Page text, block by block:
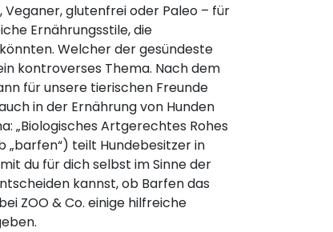
glutenfrei oder Paleo – für
Ernährungsstile, die
Welcher der gesündeste
kontroverses Thema. Nach dem
für unsere tierischen Freunde
in der Ernährung von Hunden
„Biologisches Artgerechtes Rohes
„barfen“) teilt Hundebesitzer in
du für dich selbst im Sinne der
kannst, ob Barfen das
ZOO & Co. einige hilfreiche